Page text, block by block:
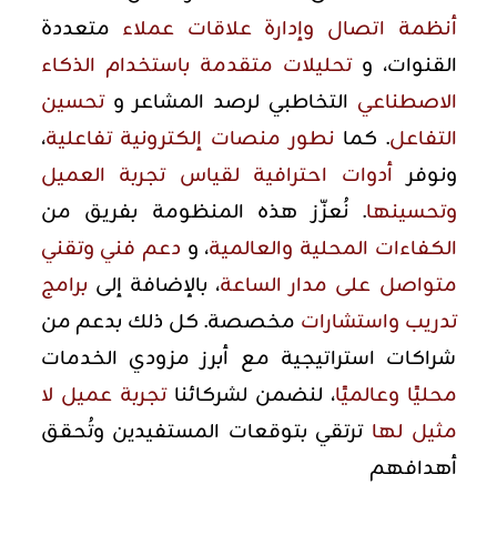
أنظمة اتصال وإدارة علاقات عملاء متعددة
القنوات، وتحليلات متقدمة باستخدام الذكاء
الاصطناعي التخاطبي لرصد المشاعر وتحسين
التفاعل. كمانطور منصات إلكترونية تفاعلية،
ونوفرأدوات احترافية لقياس تجربة العميل
وتحسينها. نُعزّز هذه المنظومة بفريق من
الكفاءات المحلية والعالمية، و دعم فني وتقني
متواصل على مدار الساعة، بالإضافة إلى برامج
تدريب واستشارات مخصصة. كل ذلك بدعم من
شراكات استراتيجية مع أبرز مزودي الخدمات
محليًا وعالميًا، لنضمن لشركائناتجربة عميل لا
مثيل لها ترتقي بتوقعات المستفيدين وتُحقق
أهدافهم